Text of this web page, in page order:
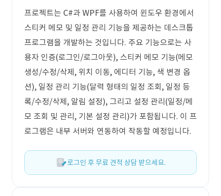
프로젝트는 C#과 WPF를 사용하여 윈도우 환경에서
스티커 메모 및 일정 관리 기능을 제공하는 데스크톱
프로그램을 개발하는 것입니다. 주요 기능으로는 사
용자 인증(로그인/로그아웃), 스티커 메모 기능(메모
생성/수정/삭제, 위치 이동, 에디터 기능, 색 변경 옵
션), 일정 관리 기능(달력 형태의 일정 조회, 일정 등
록/수정/삭제, 알림 설정), 그리고 설정 관리(일정/메
모 조회 및 관리, 기본 설정 관리)가 포함됩니다. 이 프
로그램은 내부 서버와 연동하여 작동할 예정입니다.
로그인 후 무료 견적 상담 받으세요.